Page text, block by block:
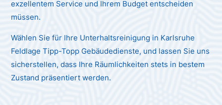
exzellentem Service und Ihrem Budget entscheiden
müssen.
Wählen Sie für Ihre Unterhaltsreinigung in Karlsruhe
Feldlage Tipp-Topp Gebäudedienste, und lassen Sie uns
sicherstellen, dass Ihre Räumlichkeiten stets in bestem
Zustand präsentiert werden.